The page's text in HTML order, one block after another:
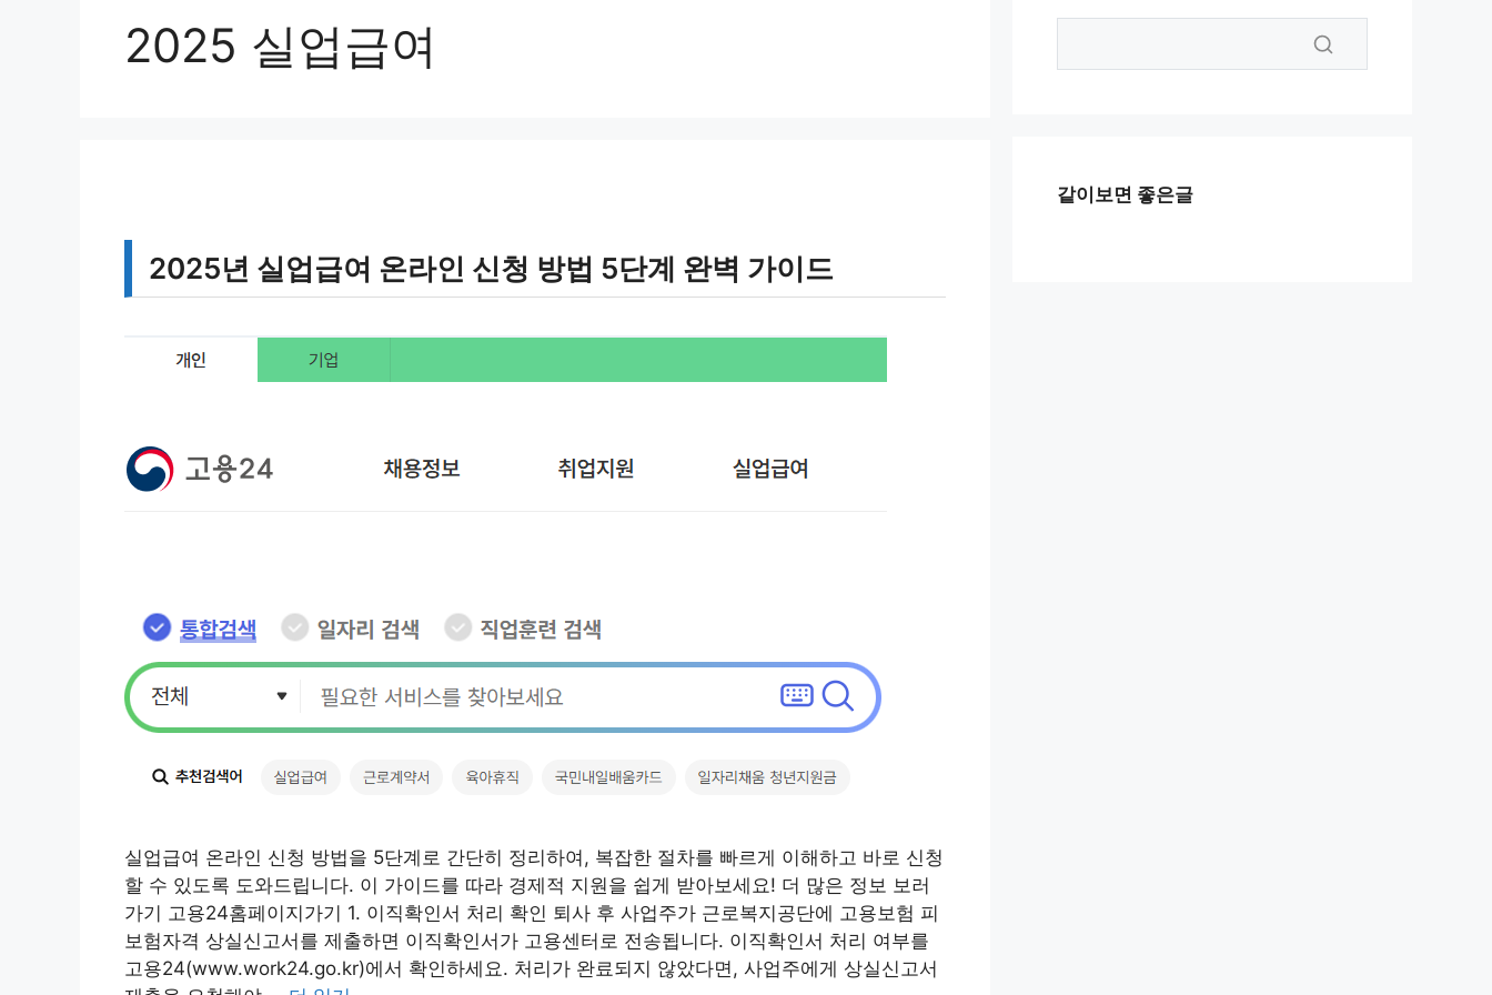
2025 실업급여
2025년 실업급여 온라인 신청 방법 5단계 완벽 가이드
실업급여 온라인 신청 방법을 5단계로 간단히 정리하여, 복잡한 절차를 빠르게 이해하고 바로 신청
할 수 있도록 도와드립니다. 이 가이드를 따라 경제적 지원을 쉽게 받아보세요! 더 많은 정보 보러
가기 고용24홈페이지가기 1. 이직확인서 처리 확인 퇴사 후 사업주가 근로복지공단에 고용보험 피
보험자격 상실신고서를 제출하면 이직확인서가 고용센터로 전송됩니다. 이직확인서 처리 여부를
고용24(www.work24.go.kr)에서 확인하세요. 처리가 완료되지 않았다면, 사업주에게 상실신고서
같이보면 좋은글